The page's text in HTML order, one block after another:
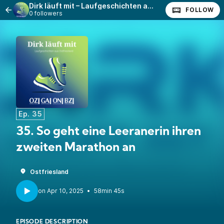
Dirk läuft mit – Laufgeschichten aus Ostfriesland
0 followers FOLLOW
Ep. 35
35. So geht eine Leeranerin ihren
zweiten Marathon an
Ostfriesland
• 58min 45s
EPISODE DESCRIPTION